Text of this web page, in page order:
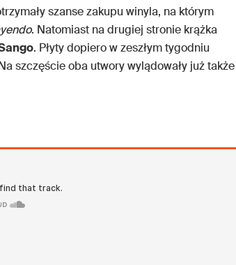
szanse zakupu winyla, na którym
. Natomiast na drugiej stronie krążka
. Płyty dopiero w zeszłym tygodniu
szczęście oba utwory wylądowały już także